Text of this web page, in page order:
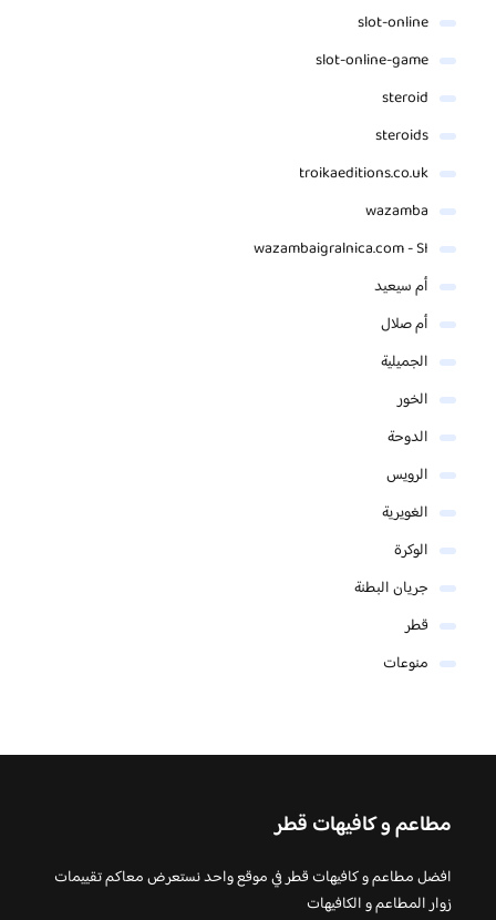
slot-online
slot-online-game
steroid
steroids
troikaeditions.co.uk
wazamba
wazambaigralnica.com - SI
أم سيعيد
أم صلال
الجميلية
الخور
الدوحة
الرويس
الغويرية
الوكرة
جريان البطنة
قطر
منوعات
مطاعم و كافيهات قطر
افضل مطاعم و كافيهات قطر في موقع واحد نستعرض معاكم تقييمات
زوار المطاعم و الكافيهات